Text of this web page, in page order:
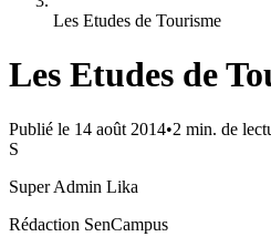
Les Etudes de Tourisme
Les Etudes de
Publié le 14 août 2014•2 min. de
S
Super Admin Lika
Rédaction SenCampus